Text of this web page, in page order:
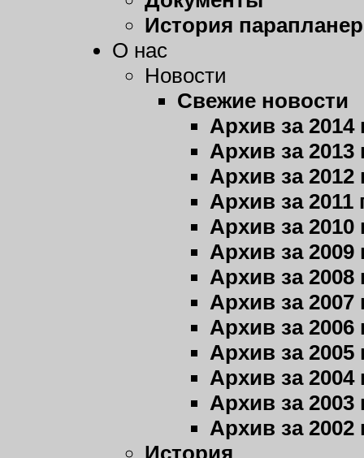
История
О нас
Новости
Свежие новости
Архив за 2014
Архив за 2013
Архив за 2012
Архив за 2011
Архив за 2010
Архив за 2009
Архив за 2008
Архив за 2007
Архив за 2006
Архив за 2005
Архив за 2004
Архив за 2003
Архив за 2002